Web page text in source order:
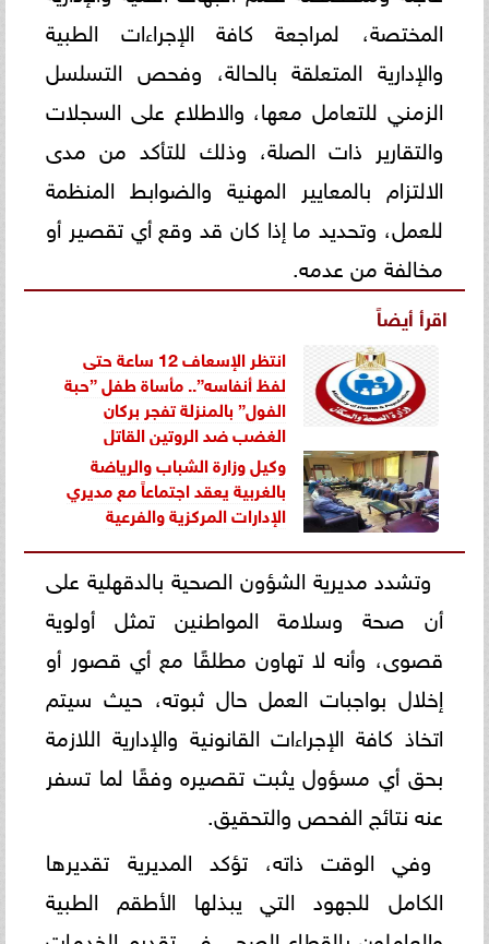
المختصة، لمراجعة كافة الإجراءات الطبية
والإدارية المتعلقة بالحالة، وفحص التسلسل
الزمني للتعامل معها، والاطلاع على السجلات
والتقارير ذات الصلة، وذلك للتأكد من مدى
الالتزام بالمعايير المهنية والضوابط المنظمة
للعمل، وتحديد ما إذا كان قد وقع أي تقصير أو
مخالفة من عدمه.
اقرأ أيضاً
انتظر الإسعاف 12 ساعة حتى
لفظ أنفاسه”.. مأساة طفل ”حبة
الفول” بالمنزلة تفجر بركان
الغضب ضد الروتين القاتل
وكيل وزارة الشباب والرياضة
بالغربية يعقد اجتماعاً مع مديري
الإدارات المركزية والفرعية
وتشدد مديرية الشؤون الصحية بالدقهلية على
أن صحة وسلامة المواطنين تمثل أولوية
قصوى، وأنه لا تهاون مطلقًا مع أي قصور أو
إخلال بواجبات العمل حال ثبوته، حيث سيتم
اتخاذ كافة الإجراءات القانونية والإدارية اللازمة
بحق أي مسؤول يثبت تقصيره وفقًا لما تسفر
عنه نتائج الفحص والتحقيق.
وفي الوقت ذاته، تؤكد المديرية تقديرها
الكامل للجهود التي يبذلها الأطقم الطبية